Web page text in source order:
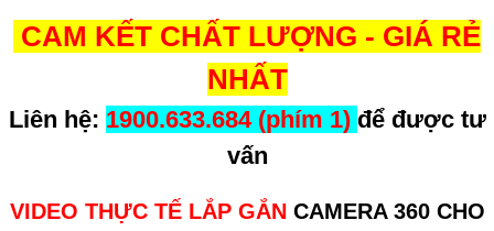
CAM KẾT CHẤT LƯỢNG - GIÁ RẺ
NHẤT
Liên hệ: 1900.633.684 (phím 1) để được tư
vấn
VIDEO THỰC TẾ LẮP GẮN CAMERA 360 CHO